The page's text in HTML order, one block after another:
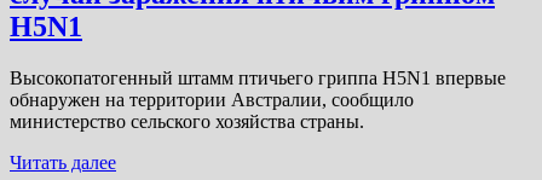
H5N1
Высокопатогенный штамм птичьего гриппа H5N1 впервые
обнаружен на территории Австралии, сообщило
министерство сельского хозяйства страны.
Читать далее